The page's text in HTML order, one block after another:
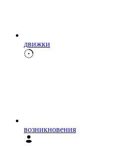
движки
возникновения